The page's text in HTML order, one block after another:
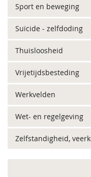
Sport en beweging
Suïcide - zelfdoding
Thuisloosheid
Vrijetijdsbesteding
Werkvelden
Wet- en regelgeving
Zelfstandigheid,